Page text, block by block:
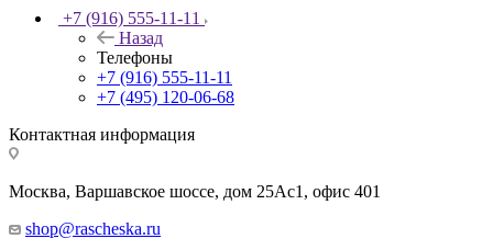
+7 (916) 555-11-11
Назад
Телефоны
+7 (916) 555-11-11
+7 (495) 120-06-68
Контактная информация
Москва, Варшавское шоссе, дом 25Аc1, офис 401
shop@rascheska.ru